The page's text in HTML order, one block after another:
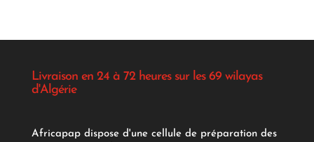
Livraison en 24 à 72 heures sur les 69 wilayas
d'Algérie
Africapap dispose d'une cellule de préparation des